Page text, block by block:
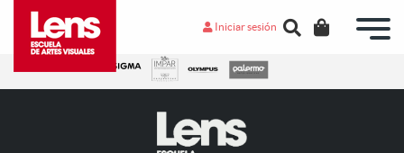
Iniciar sesión